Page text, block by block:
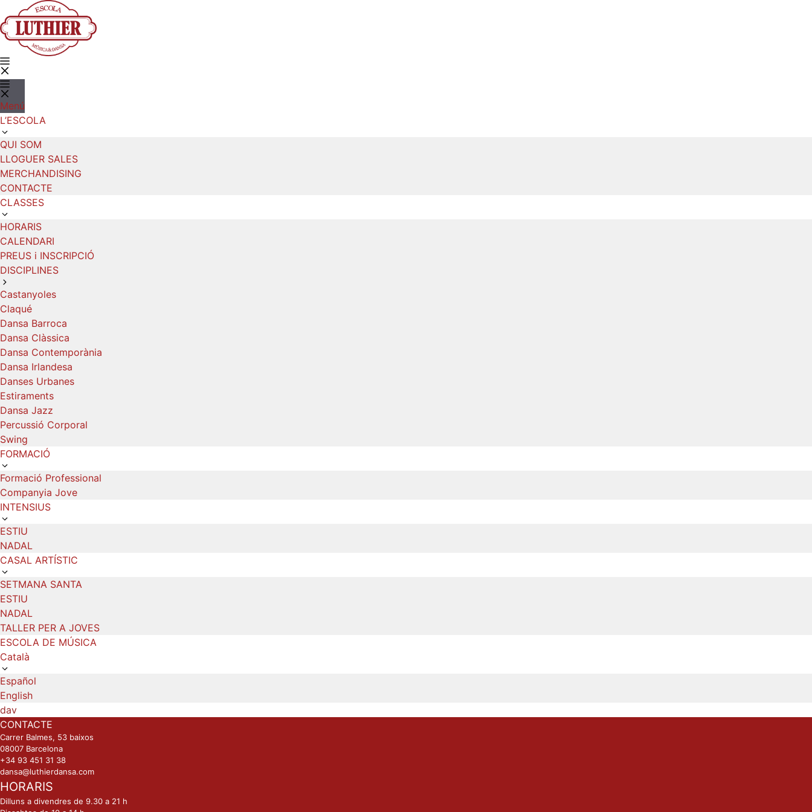
al
contingut
Menú
Menú
L’ESCOLA
QUI SOM
LLOGUER SALES
MERCHANDISING
CONTACTE
CLASSES
HORARIS
CALENDARI
PREUS i INSCRIPCIÓ
DISCIPLINES
Castanyoles
Claqué
Dansa Barroca
Dansa Clàssica
Dansa Contemporània
Dansa Irlandesa
Danses Urbanes
Estiraments
Dansa Jazz
Percussió Corporal
Swing
FORMACIÓ
Formació Professional
Companyia Jove
INTENSIUS
ESTIU
NADAL
CASAL ARTÍSTIC
SETMANA SANTA
ESTIU
NADAL
TALLER PER A JOVES
ESCOLA DE MÚSICA
Català
Español
English
dav
CONTACTE
Carrer Balmes, 53 baixos
08007 Barcelona
+34 93 451 31 38
dansa@luthierdansa.com
HORARIS
Dilluns a divendres de 9.30 a 21 h